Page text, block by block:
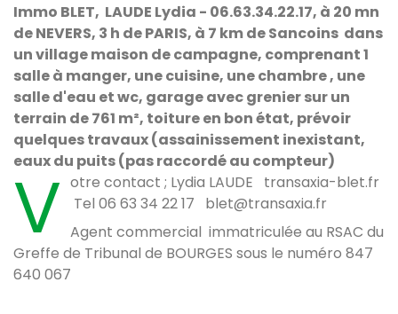
Immo BLET, LAUDE Lydia - 06.63.34.22.17, à 20 mn
de NEVERS, 3 h de PARIS, à 7 km de Sancoins dans
un village maison de campagne, comprenant 1
salle à manger, une cuisine, une chambre , une
salle d'eau et wc, garage avec grenier sur un
terrain de 761 m², toiture en bon état, prévoir
quelques travaux (assainissement inexistant,
eaux du puits (pas raccordé au compteur)
V otre contact ; Lydia LAUDE transaxia-blet.fr
Tel 06 63 34 22 17 blet@transaxia.fr
Agent commercial immatriculée au RSAC du
Greffe de Tribunal de BOURGES sous le numéro 847
640 067